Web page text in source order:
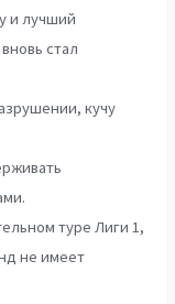
и лучший
стал
кучу
туре Лиги 1,
не имеет